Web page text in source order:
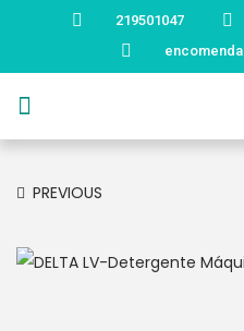
219501047
PREVIOUS